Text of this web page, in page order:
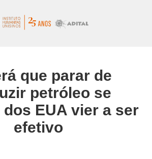
que parar de
petróleo se
EUA vier a ser
efetivo